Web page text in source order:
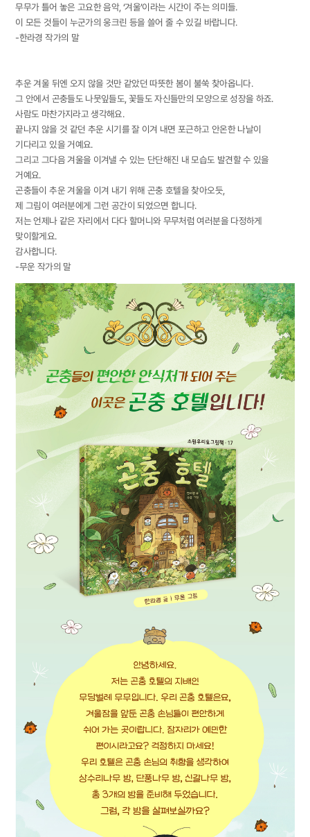
무무가 틀어 놓은 고요한 음악, ‘겨울’이라는 시간이 주는 의미들.
이 모든 것들이 누군가의 웅크린 등을 쓸어 줄 수 있길 바랍니다.
-한라경 작가의 말
추운 겨울 뒤엔 오지 않을 것만 같았던 따뜻한 봄이 불쑥 찾아옵니다.
그 안에서 곤충들도 나뭇잎들도, 꽃들도 자신들만의 모양으로 성장을 하죠.
사람도 마찬가지라고 생각해요.
끝나지 않을 것 같던 추운 시기를 잘 이겨 내면 포근하고 안온한 나날이
기다리고 있을 거예요.
그리고 그다음 겨울을 이겨낼 수 있는 단단해진 내 모습도 발견할 수 있을
거예요.
곤충들이 추운 겨울을 이겨 내기 위해 곤충 호텔을 찾아오듯,
제 그림이 여러분에게 그런 공간이 되었으면 합니다.
저는 언제나 같은 자리에서 다다 할머니와 무무처럼 여러분을 다정하게
맞이할게요.
감사합니다.
-무운 작가의 말